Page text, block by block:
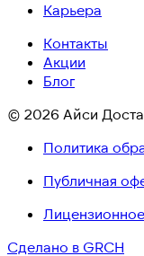
Карьера
Контакты
Акции
Блог
© 2026 Айси
Политика
Публичная
Сделано в GRCH